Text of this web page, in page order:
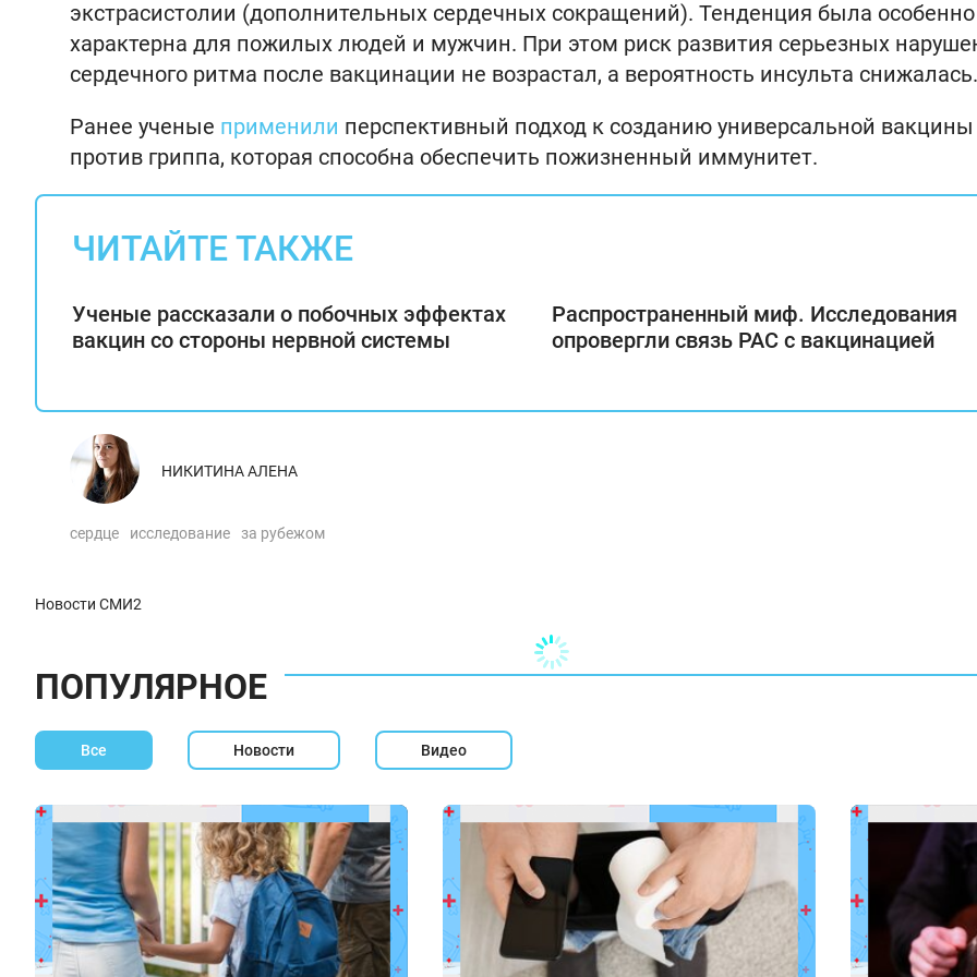
экстрасистолии (дополнительных сердечных сокращений). Тенденция была особенно
характерна для пожилых людей и мужчин. При этом риск развития серьезных
сердечного ритма после вакцинации не возрастал, а вероятность инсульта снижалась.
Ранее ученые применили перспективный подход к созданию универсальной вакцины
против гриппа, которая способна обеспечить пожизненный иммунитет.
ЧИТАЙТЕ ТАКЖЕ
Ученые рассказали о побочных эффектах
вакцин со стороны нервной системы
Распространенный миф. Исследования
опровергли связь РАС с вакцинацией
НИКИТИНА АЛЕНА
сердце исследование за рубежом
Новости СМИ2
ПОПУЛЯРНОЕ
Все Новости Видео